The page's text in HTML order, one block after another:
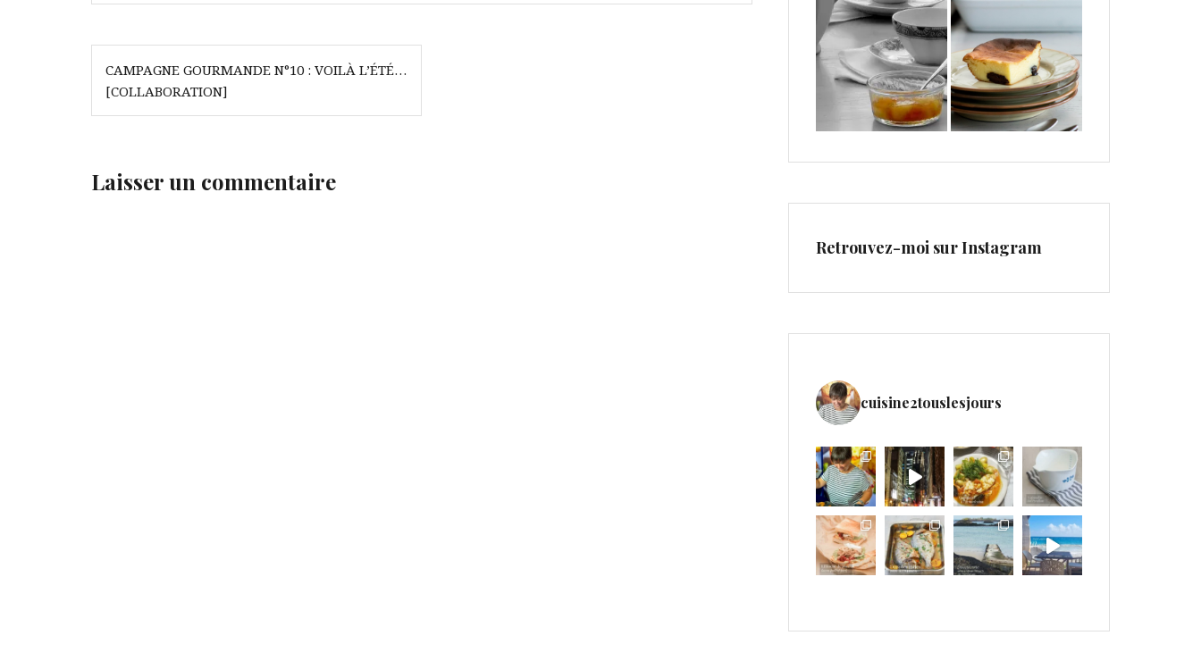
Navigation
de
l’article
CAMPAGNE GOURMANDE N°10 : VOILÀ L’ÉTÉ…
[COLLABORATION]
Laisser un commentaire
Retrouvez-moi sur Instagram
cuisine2touslesjours